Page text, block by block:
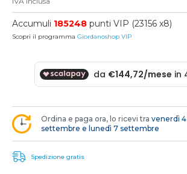
Accumuli 185248 punti VIP (23156 x8)
Scopri il programma Giordanoshop VIP
Ordina e paga ora, lo ricevi tra venerdì 4
settembre e lunedì 7 settembre
Spedizione gratis